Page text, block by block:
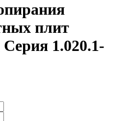
плит
1.020.1-